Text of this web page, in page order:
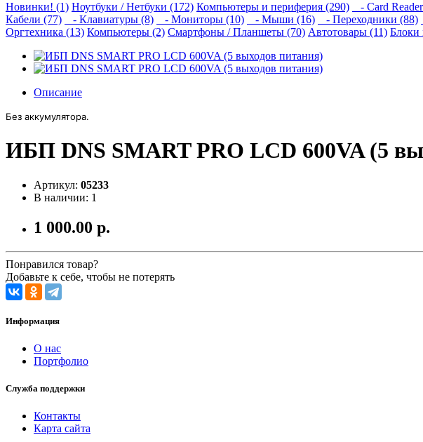
Новинки! (1) Ноутбуки / Нетбуки (172) Компьютеры и периферия (290) - Card
Кабели (77)
- Клавиатуры (8) - Мониторы (10) - Мыши (16) - Переходники (88)
Оргтехника (13) Компьютеры (2) Смартфоны / Планшеты (70) Автотовары (11) Блоки
Описание
Без аккумулятора.
ИБП DNS SMART PRO LCD 600VA (5
Артикул: 05233
В наличии: 1
1 000.00 р.
Понравился товар?
Добавьте к себе, чтобы не потерять
Информация
О нас
Портфолио
Служба поддержки
Контакты
Карта сайта